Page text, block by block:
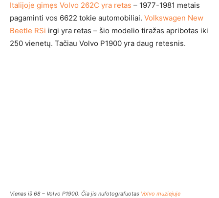
Italijoje gimęs Volvo 262C yra retas – 1977-1981 metais
pagaminti vos 6622 tokie automobiliai. Volkswagen New
Beetle RSi irgi yra retas – šio modelio tiražas apribotas iki
250 vienetų. Tačiau Volvo P1900 yra daug retesnis.
Vienas iš 68 – Volvo P1900. Čia jis nufotografuotas Volvo muziejuje